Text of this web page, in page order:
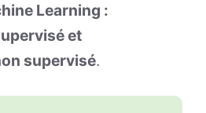
Learning :
et
supervisé.